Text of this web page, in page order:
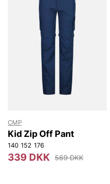
CMP
Kid Zip Off Pant
140 152 176
339 DKK 569 DKK